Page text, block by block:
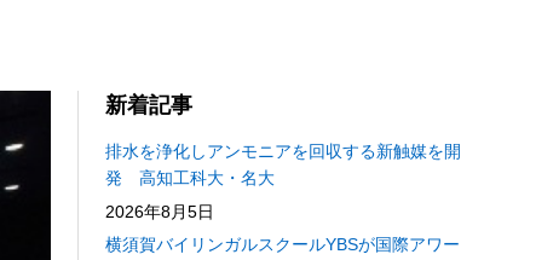
新着記事
排水を浄化しアンモニアを回収する新触媒を開
発 高知工科大・名大
2026年8月5日
横須賀バイリンガルスクールYBSが国際アワー